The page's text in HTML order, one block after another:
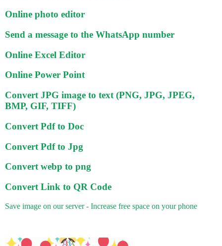
Online photo editor
Send a message to the WhatsApp number
Online Excel Editor
Online Power Point
Convert JPG image to text (PNG, JPG, JPEG,
BMP, GIF, TIFF)
Convert Pdf to Doc
Convert Pdf to Jpg
Convert webp to png
Convert Link to QR Code
Save image on our server - Increase free space on your phone